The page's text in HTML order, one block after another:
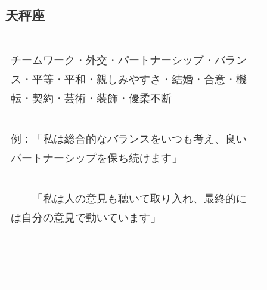
天秤座
チームワーク・外交・パートナーシップ・バラン
ス・平等・平和・親しみやすさ・結婚・合意・機
転・契約・芸術・装飾・優柔不断
例：「私は総合的なバランスをいつも考え、良い
パートナーシップを保ち続けます」
「私は人の意見も聴いて取り入れ、最終的に
は自分の意見で動いています」